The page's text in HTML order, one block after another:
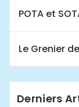
POTA et
Le Grenier
Derniers